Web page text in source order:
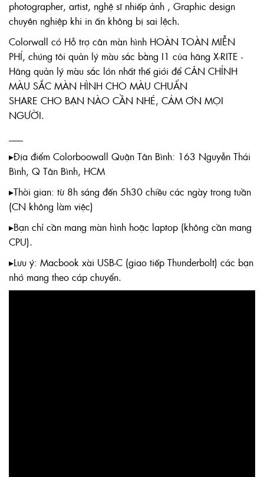
photographer, artist, nghệ sĩ nhiếp ảnh , Graphic design
chuyên nghiệp khi in ấn không bị sai lệch.
Colorwall có Hỗ trợ cân màn hình HOÀN TOÀN MIỄN
PHÍ, chúng tôi quản lý màu sắc bằng I1 của hãng X-RITE -
Hãng quản lý màu sắc lớn nhất thế giới để CÂN CHỈNH
MÀU SẮC MÀN HÌNH CHO MÀU CHUẨN
SHARE CHO BẠN NÀO CẦN NHÉ, CẢM ƠN MỌI
NGƯỜI.
▸Địa điểm Colorboowall Quận Tân Bình: 163 Nguyễn Thái
Bình, Q Tân Bình, HCM
▸Thời gian: từ 8h sáng đến 5h30 chiều các ngày trong tuần
(CN không làm việc)
▸Bạn chỉ cần mang màn hình hoặc laptop (không cần mang
CPU).
▸Lưu ý: Macbook xài USB-C (giao tiếp Thunderbolt) các bạn
nhớ mang theo cáp chuyển.